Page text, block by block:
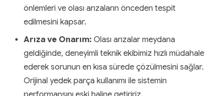
önlemleri ve olası arızaların önceden tespit
edilmesini kapsar.
Arıza ve Onarım: Olası arızalar meydana
geldiğinde, deneyimli teknik ekibimiz hızlı müdahale
ederek sorunun en kısa sürede çözülmesini sağlar.
Orijinal yedek parça kullanımı ile sistemin